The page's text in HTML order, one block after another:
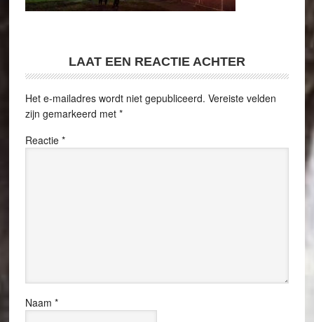
LAAT EEN REACTIE ACHTER
Het e-mailadres wordt niet gepubliceerd. Vereiste velden
zijn gemarkeerd met *
Reactie *
Naam *